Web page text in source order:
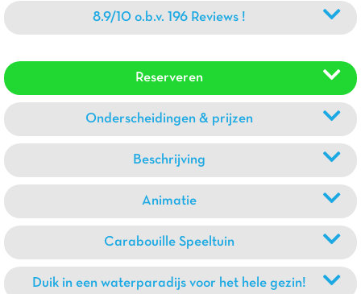
8.9/10 o.b.v. 196 Reviews !
Reserveren
Onderscheidingen & prijzen
Beschrijving
Animatie
Carabouille Speeltuin
Duik in een waterparadijs voor het hele gezin!